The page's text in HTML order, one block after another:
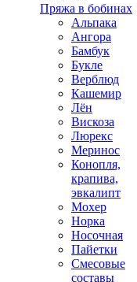
Пряжа в бобинах
Альпака
Ангора
Бамбук
Букле
Верблюд
Кашемир
Лён
Вискоза
Люрекс
Меринос
Конопля,
крапива,
эвкалипт
Мохер
Норка
Носочная
Пайетки
Смесовые
составы